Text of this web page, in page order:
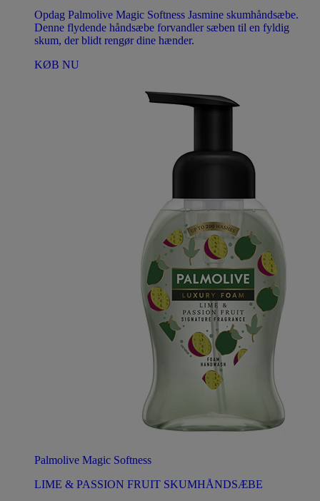
Opdag Palmolive Magic Softness Jasmine skumhåndsæbe.
Denne flydende håndsæbe forvandler sæben til en fyldig
skum, der blidt rengør dine hænder.
KØB NU
Palmolive Magic Softness
LIME & PASSION FRUIT SKUMHÅNDSÆBE